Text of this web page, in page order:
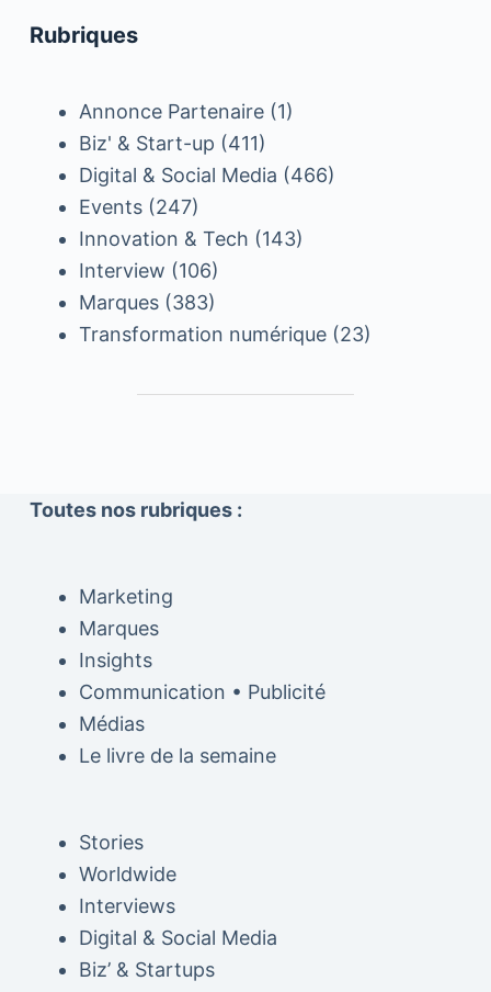
Rubriques
Annonce Partenaire(1)
Biz' & Start-up (411)
Digital & Social Media (466)
Events(247)
Innovation & Tech (143)
Interview (106)
Marques(383)
Transformation numérique(23)
Toutes nos rubriques :
Marketing
Marques
Insights
Communication • Publicité
Médias
Le livre de la semaine
Stories
Worldwide
Interviews
Digital & Social Media
Biz’ & Startups